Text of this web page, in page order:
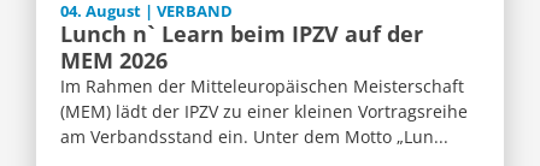
04. August | VERBAND
Lunch n` Learn beim IPZV auf der
MEM 2026
Im Rahmen der Mitteleuropäischen Meisterschaft
(MEM) lädt der IPZV zu einer kleinen Vortragsreihe
am Verbandsstand ein. Unter dem Motto „Lun...